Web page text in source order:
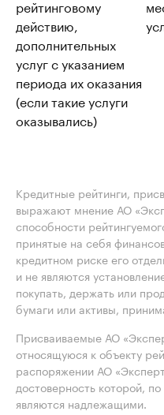
рейтинговому
действию,
дополнительных
услуг с указанием
периода их оказания
(если такие услуги
оказывались)
Кредитные рейтинги,
выражают мнение АО
способности
принятые на себя
кредитном риске его
и не являются
покупать, держать или
бумаги или активы,
Присваиваемые АО
относящуюся к объекту
распоряжении АО
достоверность которой,
являются надлежащими.